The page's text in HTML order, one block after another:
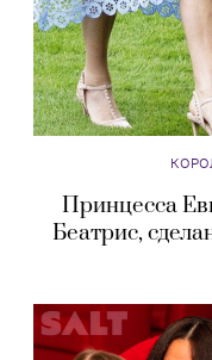
Принцесса
Беатрис,